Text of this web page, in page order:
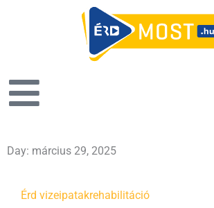
Day: március 29, 2025
Érd vizeipatakrehabilitáció